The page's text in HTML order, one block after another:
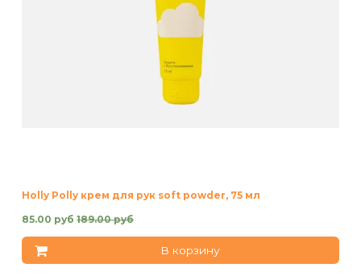
Holly Polly крем для рук soft powder, 75 мл
85.00 руб 189.00 руб
В корзину